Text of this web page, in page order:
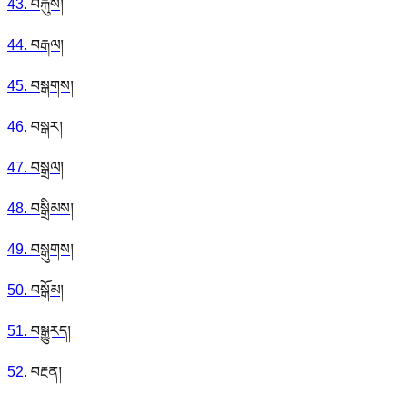
43. བརྐུས།
44. བརྒལ།
45. བསྒགས།
46. བསྒར།
47. བསྒྲལ།
48. བསྒྲིམས།
49. བསྒུགས།
50. བསྒོམ།
51. བསྒྱུརད།
52. བརྔན།